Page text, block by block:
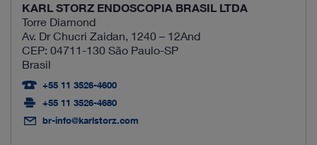
KARL STORZ ENDOSCOPIA BRASIL LTDA
Torre Diamond
Av. Dr Chucri Zaidan, 1240 – 12And
CEP: 04711-130 São Paulo-SP
Brasil
+55 11 3526-4600
+55 11 3526-4680
br-info@karlstorz.com